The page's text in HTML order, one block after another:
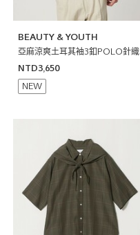
BEAUTY & YOUTH
亞麻涼爽土耳其袖3釦POLO針織
NTD3,650
NEW